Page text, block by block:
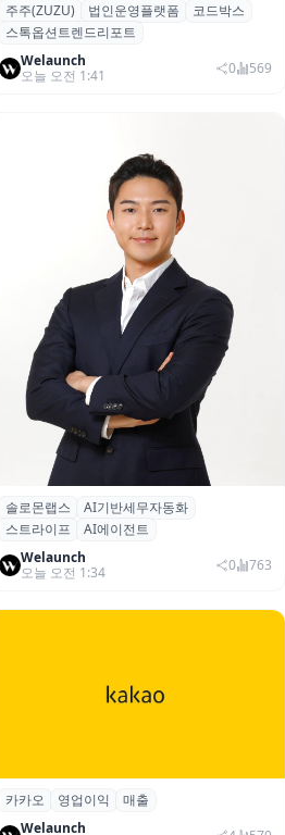
스톡옵션 취소율 2년 만에
18.2%→31.3%…권리 발생 즉시 행사 비
중도 급증
주주(ZUZU) 법인운영플랫폼
코드박스
스톡옵션트렌드리포트
Welaunch
오늘 오전 1:41
0 569
솔로몬랩스, 스트라이프 출신 이창헌 영
입…절세 전략 AI 에이전트 개발 본격화
솔로몬랩스
AI기반세무자동화
스트라이프
AI에이전트
Welaunch
오늘 오전 1:34
0 763
카카오, 2026년 2분기 매출 2조985억·영
업이익 2770억…역대 분기 최대
카카오 영업이익
매출
Welaunch